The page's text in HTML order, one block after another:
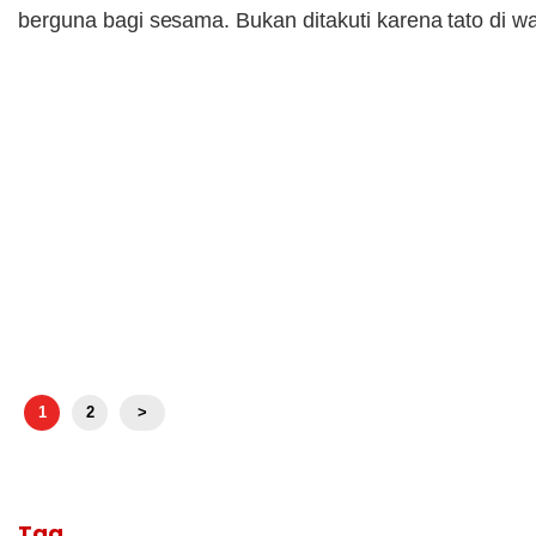
berguna bagi sesama. Bukan ditakuti karena tato di
1 2 >